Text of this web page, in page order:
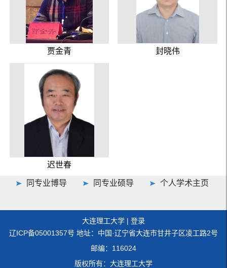
贾金青 封晓伟
迟世春
同专业博导 同专业硕导 个人学术主页
大连理工大学 | 登录
辽ICP备05001357号 地址：中国·辽宁省大连市甘井子区凌工路2号
邮编：116024
版权所有：大连理工大学